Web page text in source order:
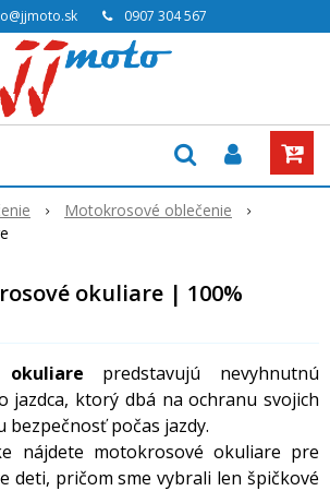
0907 304 567
Motokrosové oblečenie
okuliare | 100%
okuliare predstavujú nevyhnutnú
jazdca, ktorý dbá na ochranu svojich
bezpečnosť počas jazdy.
nájdete motokrosové okuliare pre
deti, pričom sme vybrali len špičkové